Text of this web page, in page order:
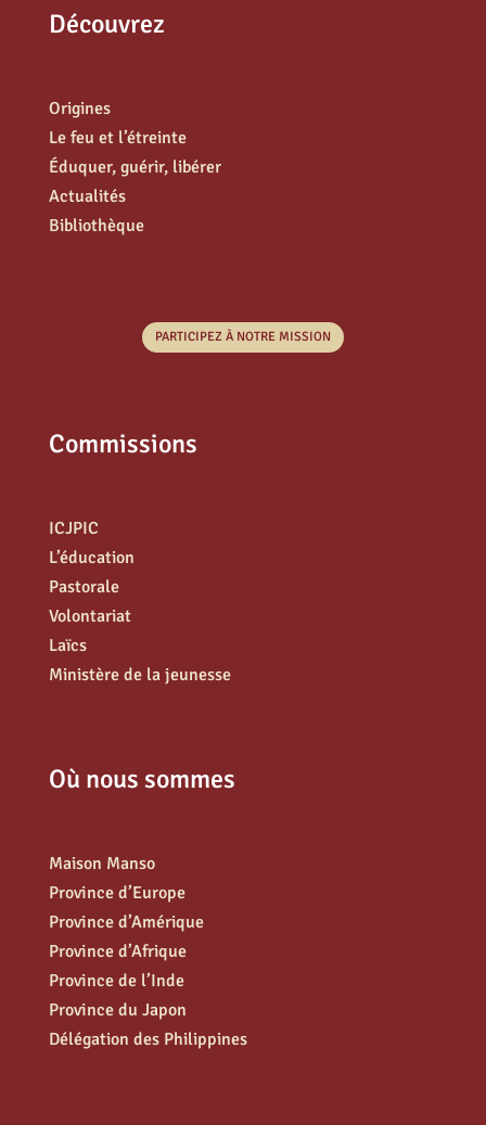
Découvrez
Origines
Le feu et l’étreinte
Éduquer, guérir, libérer
Actualités
Bibliothèque
PARTICIPEZ À NOTRE MISSION
Commissions
ICJPIC
L’éducation
Pastorale
Volontariat
Laïcs
Ministère de la jeunesse
Où nous sommes
Maison Manso
Province d’Europe
Province d’Amérique
Province d’Afrique
Province de l’Inde
Province du Japon
Délégation des Philippines